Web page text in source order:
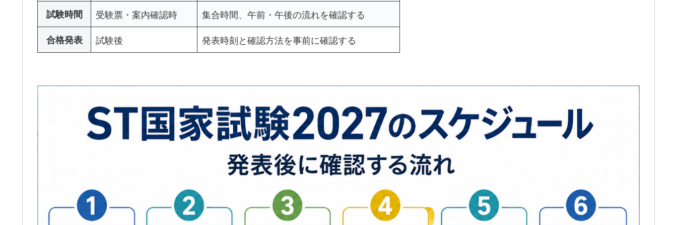
試験時間 受験票・案内確認時
集合時間、午前・午後の流れを確認する
合格発表
試験後 発表時刻と確認方法を事前に確認する